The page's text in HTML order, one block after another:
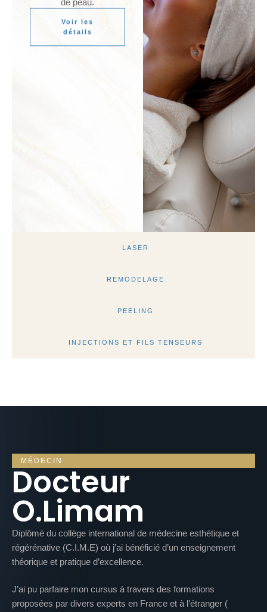
Voir les
détails
LASER
REMODELAGE
PEELING
INJECTIONS ET FILS TENSEURS
MÉDECIN
Docteur
O.Limam
Diplômé du collège international de médecine esthétique et
régérénative (C.I.M.E) où j’ai bénéficié d’un enseignement
théorique et pratique d’excellence.
J’ai pu parfaire mon cursus à travers des formations
proposées par divers experts en France et à l’étranger (